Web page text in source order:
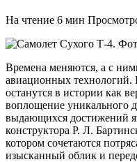
На чтение 6 мин
Времена меняются, а с
авиационных технологий.
останутся в истории как
воплощение уникального
выдающихся достижений
конструктора Р. Л.
котором сочетаются
изысканный облик и